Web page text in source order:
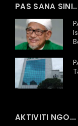
PAS SANA
AKTIVITI NGO...